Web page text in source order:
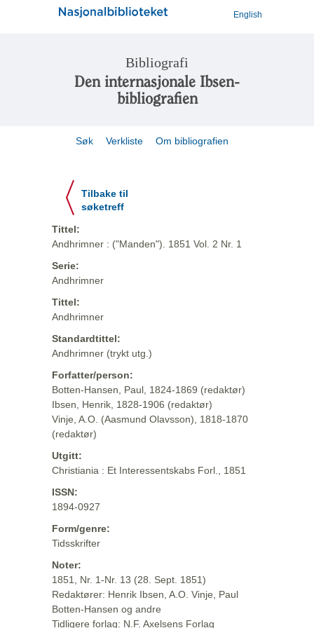
English
Bibliografi
Den internasjonale Ibsen-
bibliografien
Søk Verkliste Om bibliografien
Tilbake til
søketreff
Tittel:
Andhrimner : ("Manden"). 1851 Vol. 2 Nr. 1
Serie:
Andhrimner
Tittel:
Andhrimner
Standardtittel:
Andhrimner (trykt utg.)
Forfatter/person:
Botten-Hansen, Paul, 1824-1869 (redaktør)
Ibsen, Henrik, 1828-1906 (redaktør)
Vinje, A.O. (Aasmund Olavsson), 1818-1870
(redaktør)
Utgitt:
Christiania : Et Interessentskabs Forl., 1851
ISSN:
1894-0927
Form/genre:
Tidsskrifter
Noter:
1851, Nr. 1-Nr. 13 (28. Sept. 1851)
Redaktører: Henrik Ibsen, A.O. Vinje, Paul
Botten-Hansen og andre
Tidligere forlag: N.F. Axelsens Forlag